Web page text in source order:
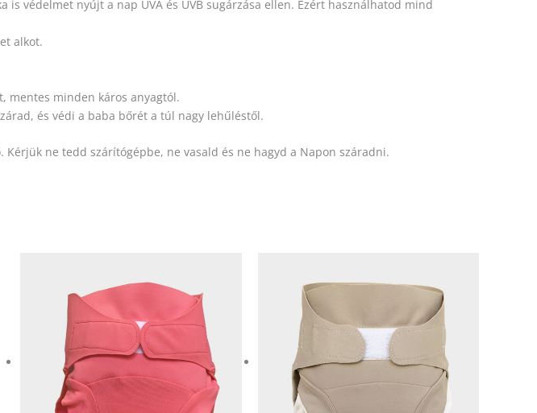
is védelmet nyújt a nap UVA és UVB sugárzása ellen. Ezért használhatod mind
alkot.
mentes minden káros anyagtól.
és védi a baba bőrét a túl nagy lehűléstől.
ne tedd szárítógépbe, ne vasald és ne hagyd a Napon száradni.
a
terméknek
több
variációja
van.
változatok
a
terméknek
variációja
van.
A
változatok